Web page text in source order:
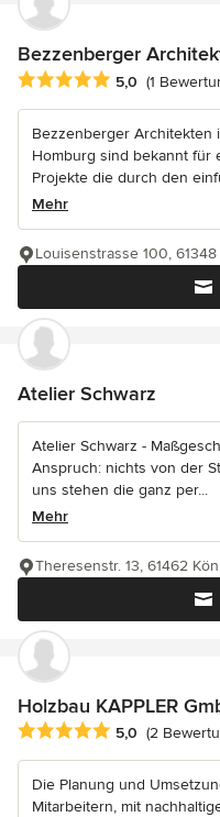
Bezzenberger
Durchschnittliche
5,0 (1
Bezzenberger Architekten
Homburg sind bekannt für
Projekte die durch den
Mehr
Louisenstrasse 100,
Atelier Schwarz
Atelier Schwarz -
Anspruch: nichts von der
uns stehen die ganz per...
Mehr
Theresenstr. 13, 61462
Holzbau KAPPLER
Durchschnittliche
5,0 (2
Die Planung und
Mitarbeitern, mit